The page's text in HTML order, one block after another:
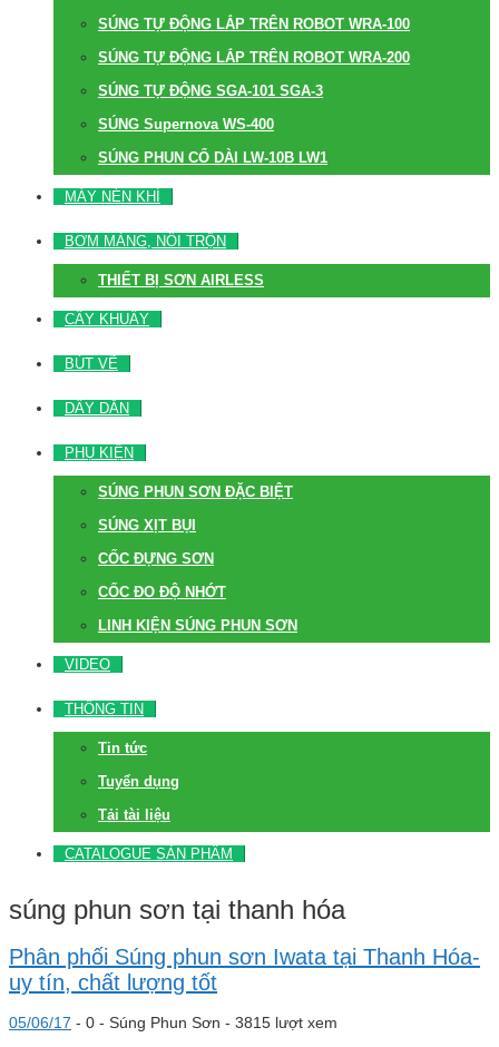
SÚNG TỰ ĐỘNG LẮP TRÊN ROBOT WRA-100
SÚNG TỰ ĐỘNG LẮP TRÊN ROBOT WRA-200
SÚNG TỰ ĐỘNG SGA-101 SGA-3
SÚNG Supernova WS-400
SÚNG PHUN CỔ DÀI LW-10B LW1
MÁY NÉN KHÍ
BƠM MÀNG, NỒI TRỘN
THIẾT BỊ SƠN AIRLESS
CÂY KHUẤY
BÚT VẼ
DÂY DẪN
PHỤ KIỆN
SÚNG PHUN SƠN ĐẶC BIỆT
SÚNG XỊT BỤI
CỐC ĐỰNG SƠN
CỐC ĐO ĐỘ NHỚT
LINH KIỆN SÚNG PHUN SƠN
VIDEO
THÔNG TIN
Tin tức
Tuyển dụng
Tải tài liệu
CATALOGUE SẢN PHẨM
súng phun sơn tại thanh hóa
Phân phối Súng phun sơn Iwata tại Thanh Hóa-
uy tín, chất lượng tốt
05/06/17 - 0 - Súng Phun Sơn - 3815 lượt xem